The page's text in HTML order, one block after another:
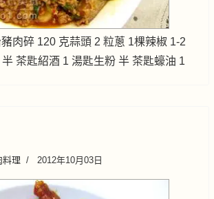
肉碎 120 克蒜頭 2 粒蔥 1棵辣椒 1-2
茶匙紹酒 1 湯匙生粉 半 茶匙蠔油 1
料理 2012年10月03日